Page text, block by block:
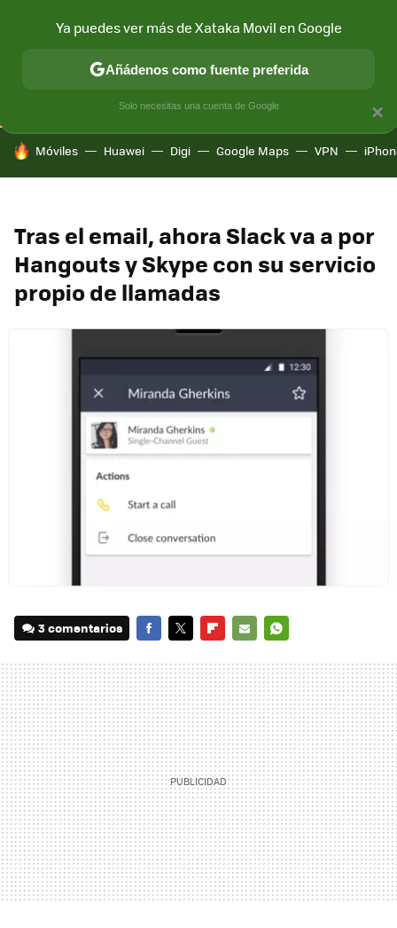
CONECTIVIDAD MÓVIL Y SOCIEDAD APLICACIONES
HOY SE HABLA DE
Móviles Huawei Digi Google Maps VPN
Tras el email, ahora Slack va a por
Hangouts y Skype con su servicio
propio de llamadas
3 comentarios
MAIL
×
Ya puedes ver más de Xataka Movil en Google
Añádenos como fuente preferida
Solo necesitas una cuenta de Google